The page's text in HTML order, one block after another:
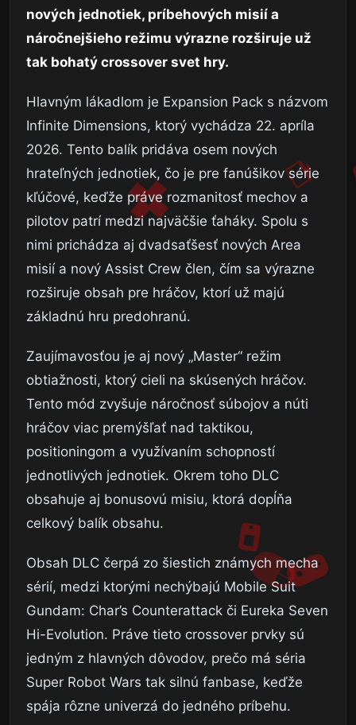
nových jednotiek, príbehových misií a
náročnejšieho režimu výrazne rozširuje už
tak bohatý crossover svet hry.
Hlavným lákadlom je Expansion Pack s názvom
Infinite Dimensions, ktorý vychádza 22. apríla
2026. Tento balík pridáva osem nových
hrateľných jednotiek, čo je pre fanúšikov série
kľúčové, keďže práve rozmanitosť mechov a
pilotov patrí medzi najväčšie ťaháky. Spolu s
nimi prichádza aj dvadsaťšesť nových Area
misií a nový Assist Crew člen, čím sa výrazne
rozširuje obsah pre hráčov, ktorí už majú
základnú hru predohranú.
Zaujímavosťou je aj nový „Master“ režim
obtiažnosti, ktorý cieli na skúsených hráčov.
Tento mód zvyšuje náročnosť súbojov a núti
hráčov viac premýšľať nad taktikou,
positioningom a využívaním schopností
jednotlivých jednotiek. Okrem toho DLC
obsahuje aj bonusovú misiu, ktorá dopĺňa
celkový balík obsahu.
Obsah DLC čerpá zo šiestich známych mecha
sérií, medzi ktorými nechýbajú Mobile Suit
Gundam: Char’s Counterattack či Eureka Seven
Hi-Evolution. Práve tieto crossover prvky sú
jedným z hlavných dôvodov, prečo má séria
Super Robot Wars tak silnú fanbase, keďže
spája rôzne univerzá do jedného príbehu.